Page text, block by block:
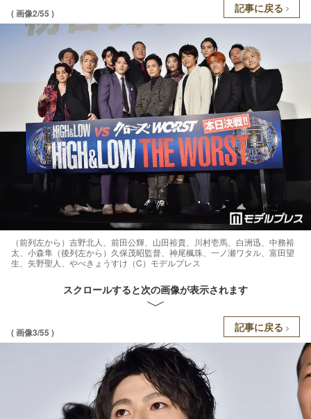
( 画像2/55 ) 記事に戻る
（前列左から）吉野北人、前田公輝、山田裕貴、川村壱馬、白洲迅、中務裕
太、小森隼（後列左から）久保茂昭監督、神尾楓珠、一ノ瀬ワタル、富田望
生、矢野聖人、やべきょうすけ（C）モデルプレス
スクロールすると次の画像が表示されます
( 画像3/55 ) 記事に戻る